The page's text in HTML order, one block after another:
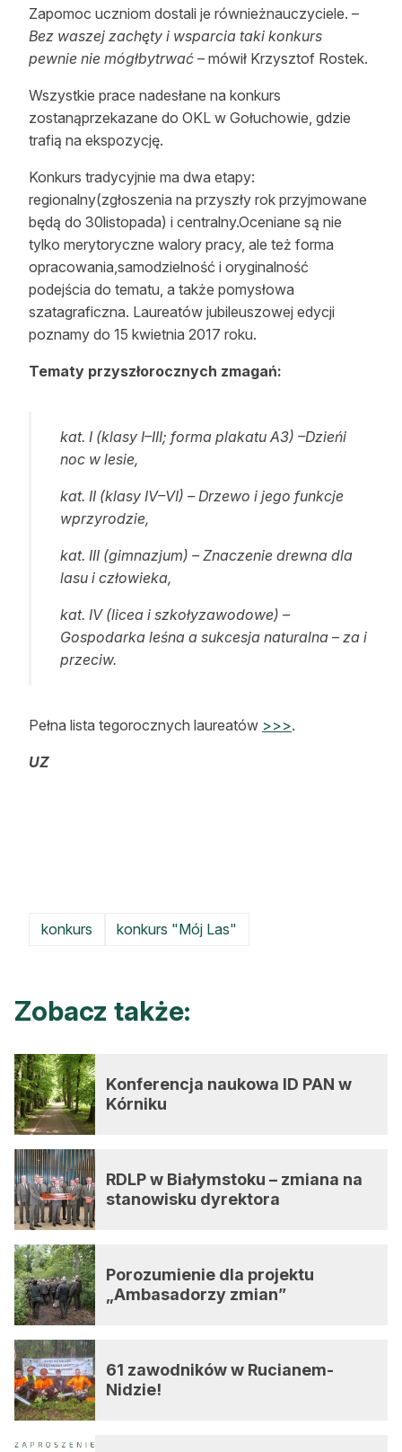
Zapomoc uczniom dostali je równieżnauczyciele. –
Bez waszej zachęty i wsparcia taki konkurs
pewnie nie mógłbytrwać – mówił Krzysztof Rostek.
Wszystkie prace nadesłane na konkurs
zostanąprzekazane do OKL w Gołuchowie, gdzie
trafią na ekspozycję.
Konkurs tradycyjnie ma dwa etapy:
regionalny(zgłoszenia na przyszły rok przyjmowane
będą do 30listopada) i centralny.Oceniane są nie
tylko merytoryczne walory pracy, ale też forma
opracowania,samodzielność i oryginalność
podejścia do tematu, a także pomysłowa
szatagraficzna. Laureatów jubileuszowej edycji
poznamy do 15 kwietnia 2017 roku.
Tematy przyszłorocznych zmagań:
kat. I (klasy I–III; forma plakatu A3) –Dzieńi
noc w lesie,
kat. II (klasy IV–VI) – Drzewo i jego funkcje
wprzyrodzie,
kat. III (gimnazjum) – Znaczenie drewna dla
lasu i człowieka,
kat. IV (licea i szkołyzawodowe) –
Gospodarka leśna a sukcesja naturalna – za i
przeciw.
Pełna lista tegorocznych laureatów >>>.
UZ
konkurs konkurs "Mój Las"
Zobacz także:
Konferencja naukowa ID PAN w
Kórniku
RDLP w Białymstoku – zmiana na
stanowisku dyrektora
Porozumienie dla projektu
„Ambasadorzy zmian”
61 zawodników w Rucianem-
Nidzie!